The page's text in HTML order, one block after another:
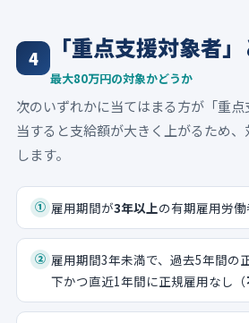
4 「重点支援対象者
最大80万円の対象かどうか
次のいずれかに当てはまる方が「重
当すると支給額が大きく上がるため
します。
① 雇用期間が3年以上の有期雇用労働
② 雇用期間3年未満で、過去5年間の
下かつ直近1年間に正規雇用なし（